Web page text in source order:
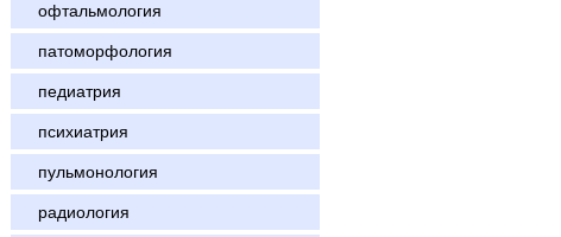
офтальмология
патоморфология
педиатрия
психиатрия
пульмонология
радиология